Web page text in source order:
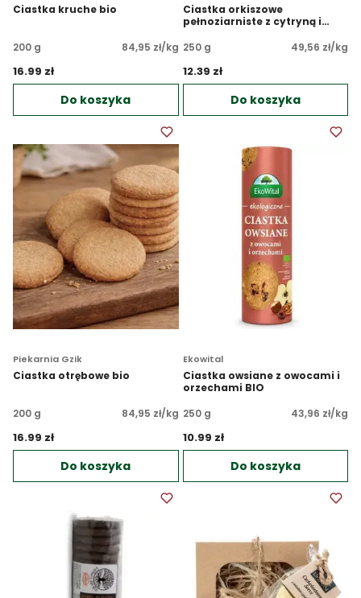
Ciastka kruche bio
200 g 84,95 zł/kg
16.99 zł
Do koszyka
Ciastka orkiszowe
pełnoziarniste z cytryną i
250 g
49,56 zł/kg
12.39 zł
Do koszyka
Piekarnia Gzik
Ciastka otrębowe bio
200 g 84,95 zł/kg
16.99 zł
Do koszyka
Ekowital
Ciastka owsiane z owocami i
orzechami BIO
250 g
43,96 zł/kg
10.99 zł
Do koszyka